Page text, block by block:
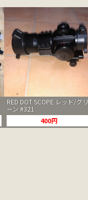
RED DOT SCOPE レッド/グリ
ーン #321
400円